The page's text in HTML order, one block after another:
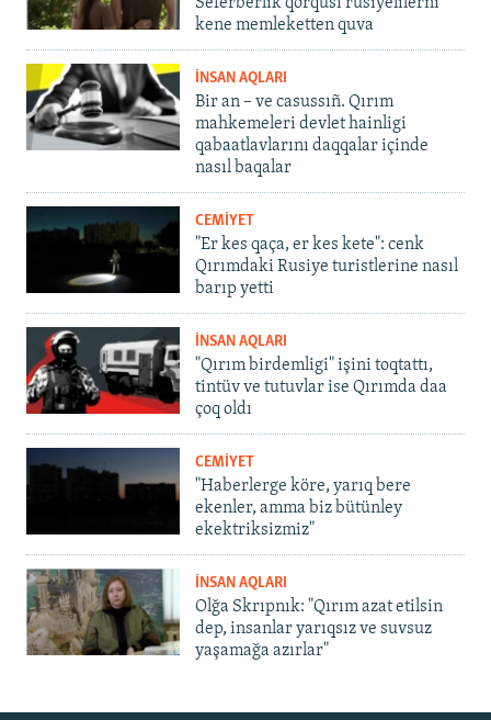
Seferberlik qorqusı rusiyelilerni
kene memleketten quva
İNSAN AQLARI
Bir an – ve casussıñ. Qırım
mahkemeleri devlet hainligi
qabaatlavlarını daqqalar içinde
nasıl baqalar
CEMİYET
"Er kes qaça, er kes kete": cenk
Qırımdaki Rusiye turistlerine nasıl
barıp yetti
İNSAN AQLARI
"Qırım birdemligi" işini toqtattı,
tintüv ve tutuvlar ise Qırımda daa
çoq oldı
CEMİYET
"Haberlerge köre, yarıq bere
ekenler, amma biz bütünley
ekektriksizmiz"
İNSAN AQLARI
Olğa Skrıpnık: "Qırım azat etilsin
dep, insanlar yarıqsız ve suvsuz
yaşamağa azırlar"